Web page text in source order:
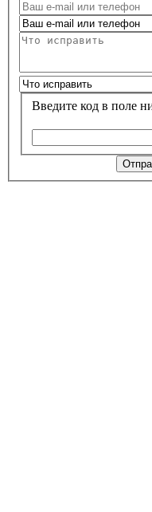
Введите код в поле